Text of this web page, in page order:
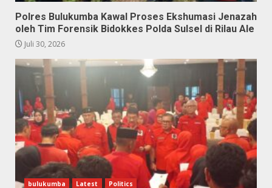
Polres Bulukumba Kawal Proses Ekshumasi Jenazah
oleh Tim Forensik Bidokkes Polda Sulsel di Rilau Ale
Juli 30, 2026
bulukumba Latest Politics